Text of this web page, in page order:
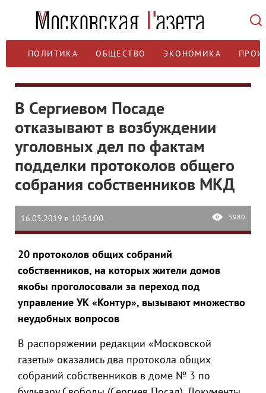
ПОЛИТИКА ОБЩЕСТВО ЭКОНОМИКА
В Сергиевом Посаде
отказывают в возбуждении
уголовных дел по фактам
подделки протоколов общего
собрания собственников МКД
16.05.2019 в 10:54:00 5980
20 протоколов общих собраний
собственников, на которых жители домов
якобы проголосовали за переход под
управление УК «Контур», вызывают множество
неудобных вопросов
В распоряжении редакции «Московской
газеты» оказались два протокола общих
собраний собственников в доме № 3 по